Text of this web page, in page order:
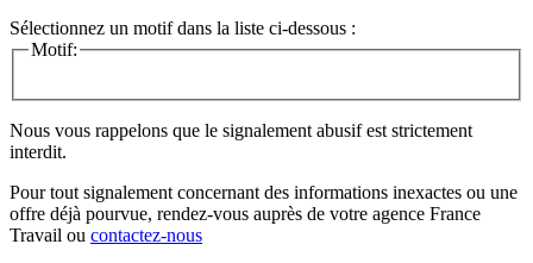
Sélectionnez un motif dans la liste ci-dessous :
Motif:
Nous vous rappelons que le signalement abusif est strictement
interdit.
Pour tout signalement concernant des informations inexactes ou une
offre déjà pourvue, rendez-vous auprès de votre agence France
Travail ou contactez-nous